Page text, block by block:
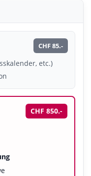
CHF 85.-
etc.)
CHF 850.-